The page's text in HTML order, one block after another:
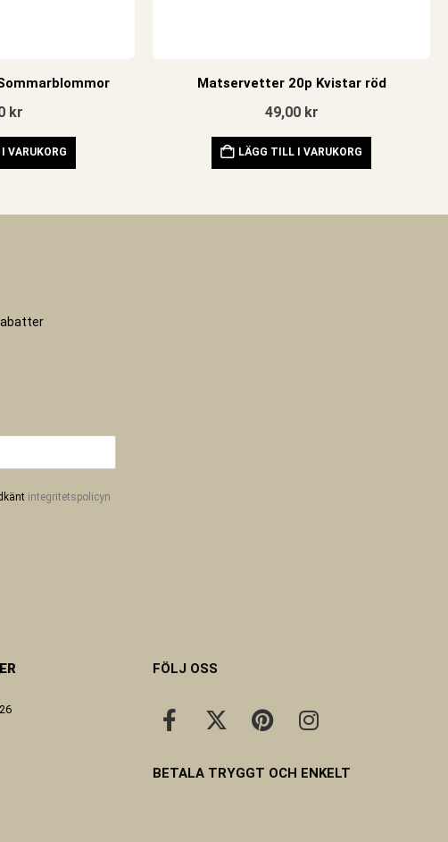
kr
VARUKORG
Matservetter 20p Kvistar röd
49,00 kr
LÄGG TILL I VARUKORG
integritetspolicyn
FÖLJ OSS
BETALA TRYGGT OCH ENKELT